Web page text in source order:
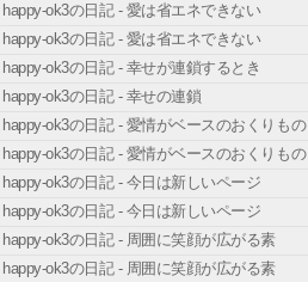
happy-ok3の日記 - 愛は省エネできない
happy-ok3の日記 - 愛は省エネできない
happy-ok3の日記 - 幸せが連鎖するとき
happy-ok3の日記 - 幸せの連鎖
happy-ok3の日記 - 愛情がベースのおくりもの
happy-ok3の日記 - 愛情がベースのおくりもの
happy-ok3の日記 - 今日は新しいページ
happy-ok3の日記 - 今日は新しいページ
happy-ok3の日記 - 周囲に笑顔が広がる素
happy-ok3の日記 - 周囲に笑顔が広がる素